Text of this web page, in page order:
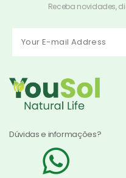
Receba novidades,
Dúvidas e informações?